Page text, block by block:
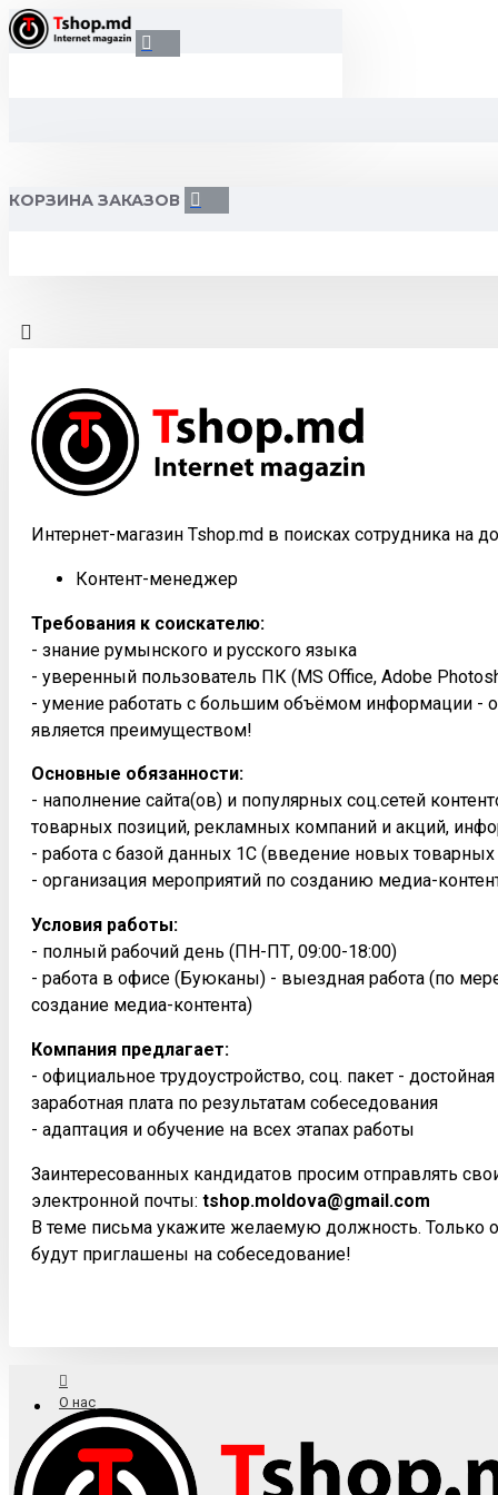
КОРЗИНА ЗАКАЗОВ
Интернет-магазин Tshop.md в поисках сотрудника на
Контент-менеджер
Требования к соискателю:
- знание румынского и русского языка
- уверенный пользователь ПК (MS Office, Adobe
- умение работать с большим объёмом информации -
является преимуществом!
Основные обязанности:
- наполнение сайта(ов) и популярных соц.сетей
товарных позиций, рекламных компаний и акций,
- работа с базой данных 1С (введение новых
- организация мероприятий по созданию медиа-
Условия работы:
- полный рабочий день (ПН-ПТ, 09:00-18:00)
- работа в офисе (Буюканы) - выездная работа (по
создание медиа-контента)
Компания предлагает:
- официальное трудоустройство, соц. пакет -
заработная плата по результатам собеседования
- адаптация и обучение на всех этапах работы
Заинтересованных кандидатов просим отправлять
электронной почты: tshop.moldova@gmail.com
В теме письма укажите желаемую должность. Только
будут приглашены на собеседование!
О нас
Доставка